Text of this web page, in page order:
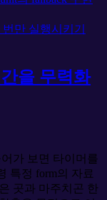
만 실행시키기
을 무력화
가 보면 타이머를
특정 form의 자료
곳과 마주치곤 한